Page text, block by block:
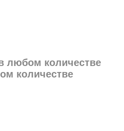
любом количестве
количестве